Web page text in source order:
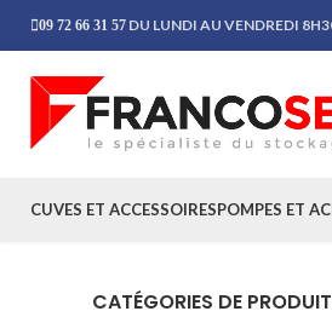
09 72 66 31 57 DU LUNDI AU VENDREDI
CUVES ET ACCESSOIRESPOMPES ET
CATÉGORIES DE